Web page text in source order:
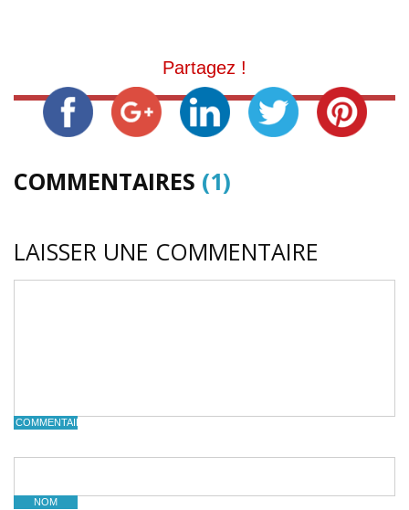
Partagez !
COMMENTAIRES (1)
LAISSER UNE COMMENTAIRE
COMMENTAIRE
NOM